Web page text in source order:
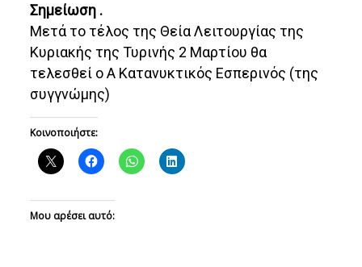
Σημείωση .
Μετά το τέλος της Θεία Λειτουργίας της
Κυριακής της Τυρινής 2 Μαρτίου θα
τελεσθεί ο Α Κατανυκτικός Εσπερινός (της
συγγνώμης)
Κοινοποιήστε:
Μου αρέσει αυτό: